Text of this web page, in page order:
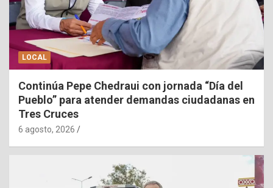
LOCAL
Continúa Pepe Chedraui con jornada “Día del
Pueblo” para atender demandas ciudadanas en
Tres Cruces
6 agosto, 2026